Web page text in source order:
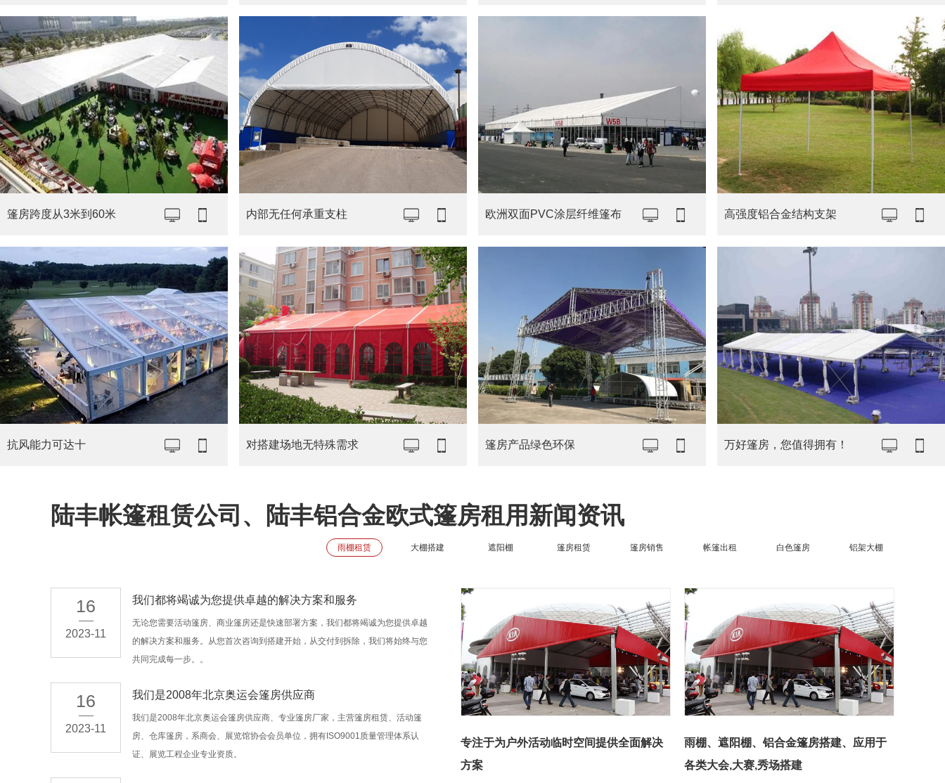
篷房跨度从3米到60米 内部无任何承重支柱 欧洲双面PVC涂层纤维篷布 高强度铝合金结构支架
抗风能力可达十 对搭建场地无特殊需求 篷房产品绿色环保 万好篷房，您值得拥有！
陆丰帐篷租赁公司、陆丰铝合金欧式篷房租用新闻资讯
雨棚租赁 大棚搭建 遮阳棚 篷房租赁 篷房销售 帐篷出租 白色篷房 铝架大棚
16
2023-11
我们都将竭诚为您提供卓越的解决方案和服务
无论您需要活动篷房、商业篷房还是快速部署方案，我们都将竭诚为您提供卓越
的解决方案和服务。从您首次咨询到搭建开始，从交付到拆除，我们将始终与您
共同完成每一步。。
16
2023-11
我们是2008年北京奥运会篷房供应商
我们是2008年北京奥运会篷房供应商、专业篷房厂家，主营篷房租赁、活动篷
房、仓库篷房，系商会、展览馆协会会员单位，拥有ISO9001质量管理体系认
证、展览工程企业专业资质。
专注于为户外活动临时空间提供全面解决
方案
雨棚、遮阳棚、铝合金篷房搭建、应用于
各类大会,大赛,秀场搭建